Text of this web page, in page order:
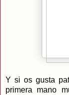
Y si os gusta
primera mano